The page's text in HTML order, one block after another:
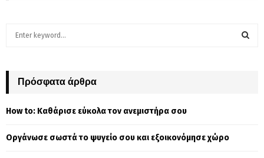
h
o
:
Πρόσφατα άρθρα
How to: Καθάρισε εύκολα τον ανεμιστήρα σου
Οργάνωσε σωστά το ψυγείο σου και εξοικονόμησε χώρο